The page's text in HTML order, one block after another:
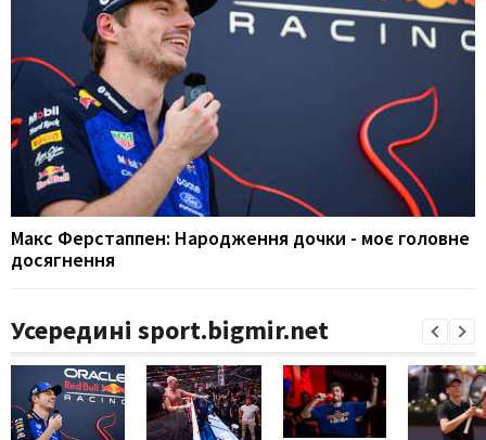
Макс Ферстаппен: Народження дочки - моє головне
досягнення
Усередині sport.bigmir.net